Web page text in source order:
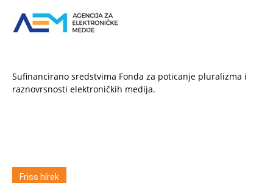
Sufinancirano sredstvima Fonda za poticanje pluralizma i
raznovrsnosti elektroničkih medija.
Friss hírek